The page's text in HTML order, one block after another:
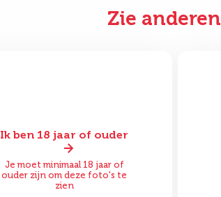
Zie anderen
Ik ben 18 jaar of ouder
Je moet minimaal 18 jaar of
ouder zijn om deze foto's te
zien
Voor Na